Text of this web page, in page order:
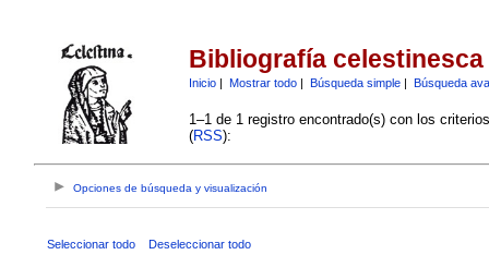
Bibliografía celestinesca
Inicio| Mostrar todo| Búsqueda simple| Búsqueda
1–1 de 1 registro encontrado(s) con los
(RSS):
Opciones de búsqueda y visualización
Seleccionar todo Deseleccionar todo